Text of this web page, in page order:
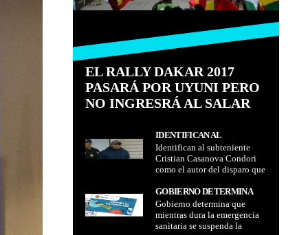
EL RALLY DAKAR 2017
PASARÁ POR UYUNI PERO
NO INGRESRÁ AL SALAR
IDENTIFICAN AL
SUBTENIENTE CRISTIAN
CASANOVA CONDORI
COMO EL AUTOR DEL
LA VIDA DEL JOVEN
UNIVERSITARIO
JONATHAN QUISPE
Identifican al subteniente
Cristian Casanova Condori
como el autor del disparo que
universitario Jonathan Quispe
GOBIERNO DETERMINA
QUE MIENTRAS DURA LA
EMERGENCIA SANITARIA
SE SUSPENDA LA
Gobierno determina que
mientras dura la emergencia
sanitaria se suspenda la